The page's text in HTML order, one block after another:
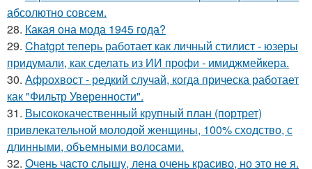
абсолютно совсем.
28. Какая она мода 1945 года?
29. Chatgpt теперь работает как личный стилист - юзеры
придумали, как сделать из ИИ профи - имиджмейкера.
30. Афрохвост - редкий случай, когда прическа работает
как "Фильтр Уверенности".
31. Высококачественный крупный план (портрет)
привлекательной молодой женщины, 100% сходство, с
длинными, объемными волосами.
32. Очень часто слышу, лена очень красиво, но это не я.